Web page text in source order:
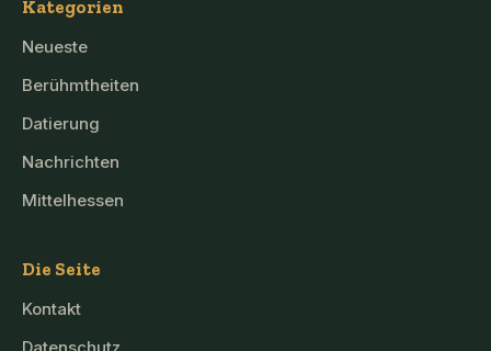
Kategorien
Neueste
Berühmtheiten
Datierung
Nachrichten
Mittelhessen
Die Seite
Kontakt